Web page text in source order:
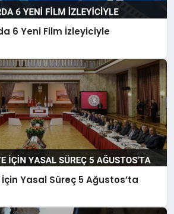
6 Yeni Film İzleyiciyle
Yasal Süreç 5 Ağustos’ta